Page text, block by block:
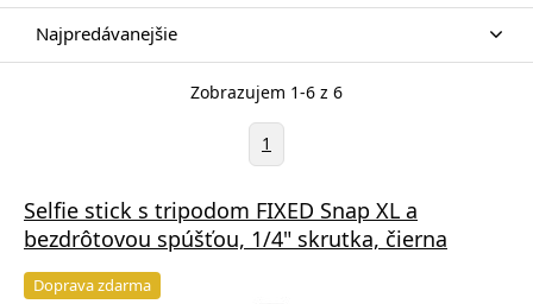
Najpredávanejšie
Zobrazujem 1-6 z 6
1
Selfie stick s tripodom FIXED Snap XL a
bezdrôtovou spúšťou, 1/4" skrutka, čierna
Doprava zdarma